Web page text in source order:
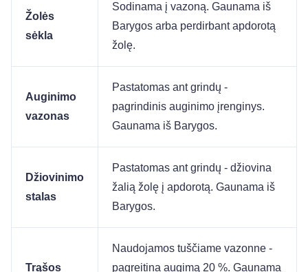
Žolės
sėkla
Sodinama į vazoną. Gaunama iš
Barygos arba perdirbant apdorotą
žolę.
Auginimo
vazonas
Pastatomas ant grindų -
pagrindinis auginimo įrenginys.
Gaunama iš Barygos.
Džiovinimo
stalas
Pastatomas ant grindų - džiovina
žalią žolę į apdorotą. Gaunama iš
Barygos.
Trąšos
Naudojamos tuščiame vazonne -
pagreitina augimą 20 %. Gaunama